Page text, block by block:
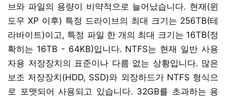
브와 파일의 용량이 비약적으로 늘어났습니다. 현재(윈
도우 XP 이후) 특정 드라이브의 최대 크기는 256TB(테
라바이트)이고, 특정 파일 한 개의 최대 크기는 16TB(정
확히는 16TB - 64KB)입니다. NTFS는 현재 일반 사용
자용 저장장치의 표준이나 다름 없는 상황입니다. 많은
보조 저장장치(HDD, SSD)와 외장하드가 NTFS 형식으
로 포맷되어 사용되고 있습니다. 32GB를 초과하는 용